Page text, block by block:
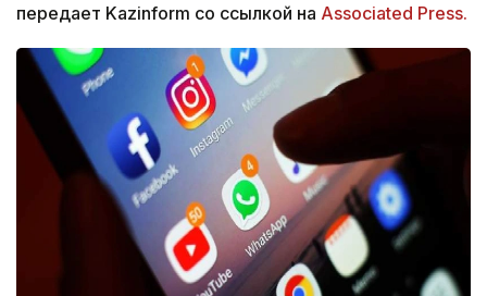
передает Kazinform со ссылкой на Associated Press.